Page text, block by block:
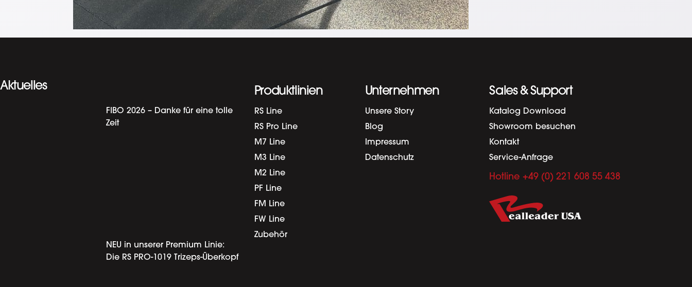
Aktuelles
FIBO 2026 – Danke für eine tolle
Zeit
NEU in unserer Premium Linie:
Die RS PRO-1019 Trizeps-Überkopf
Produktlinien
RS Line
RS Pro Line
M7 Line
M3 Line
M2 Line
PF Line
FM Line
FW Line
Zubehör
Unternehmen
Unsere Story
Blog
Impressum
Datenschutz
Sales & Support
Katalog Download
Showroom besuchen
Kontakt
Service-Anfrage
Hotline +49 (0) 221 608 55 438